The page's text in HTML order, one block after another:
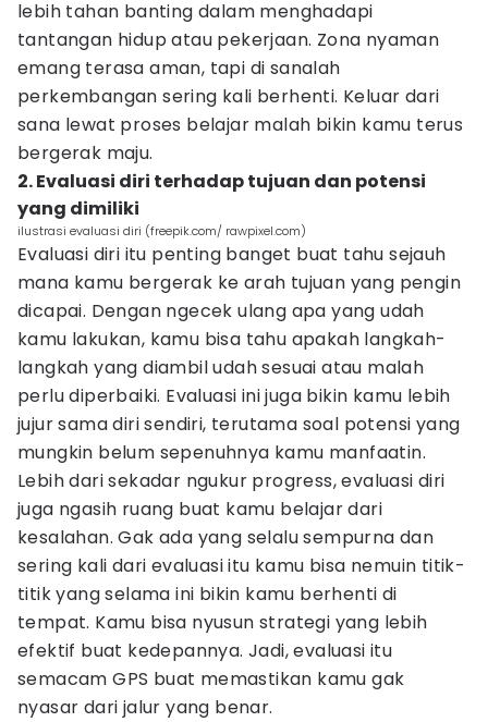
lebih tahan banting dalam menghadapi
tantangan hidup atau pekerjaan. Zona nyaman
emang terasa aman, tapi di sanalah
perkembangan sering kali berhenti. Keluar dari
sana lewat proses belajar malah bikin kamu terus
bergerak maju.
2. Evaluasi diri terhadap tujuan dan potensi
yang dimiliki
ilustrasi evaluasi diri (freepik.com/ rawpixel.com)
Evaluasi diri itu penting banget buat tahu sejauh
mana kamu bergerak ke arah tujuan yang pengin
dicapai. Dengan ngecek ulang apa yang udah
kamu lakukan, kamu bisa tahu apakah langkah-
langkah yang diambil udah sesuai atau malah
perlu diperbaiki. Evaluasi ini juga bikin kamu lebih
jujur sama diri sendiri, terutama soal potensi yang
mungkin belum sepenuhnya kamu manfaatin.
Lebih dari sekadar ngukur progress, evaluasi diri
juga ngasih ruang buat kamu belajar dari
kesalahan. Gak ada yang selalu sempurna dan
sering kali dari evaluasi itu kamu bisa nemuin titik-
titik yang selama ini bikin kamu berhenti di
tempat. Kamu bisa nyusun strategi yang lebih
efektif buat kedepannya. Jadi, evaluasi itu
semacam GPS buat memastikan kamu gak
nyasar dari jalur yang benar.